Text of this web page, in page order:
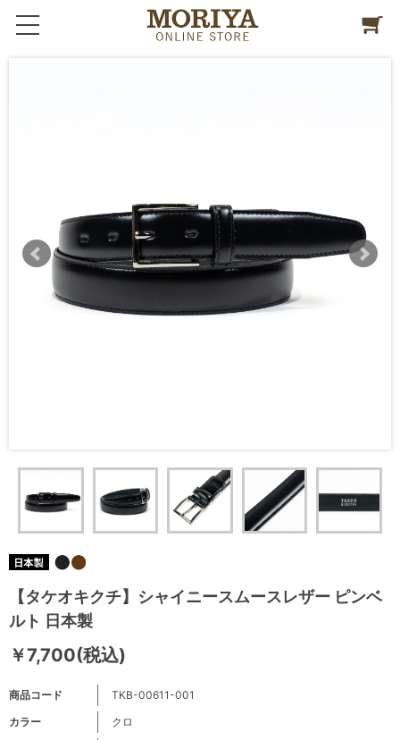
【タケオキクチ】シャイニースムースレザー ピンベ
ルト 日本製
￥7,700(税込)
商品コード
TKB-00611-001
カラー
クロ